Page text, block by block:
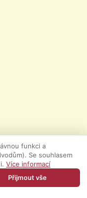
funkci a
Se souhlasem
Více informací
Přijmout vše